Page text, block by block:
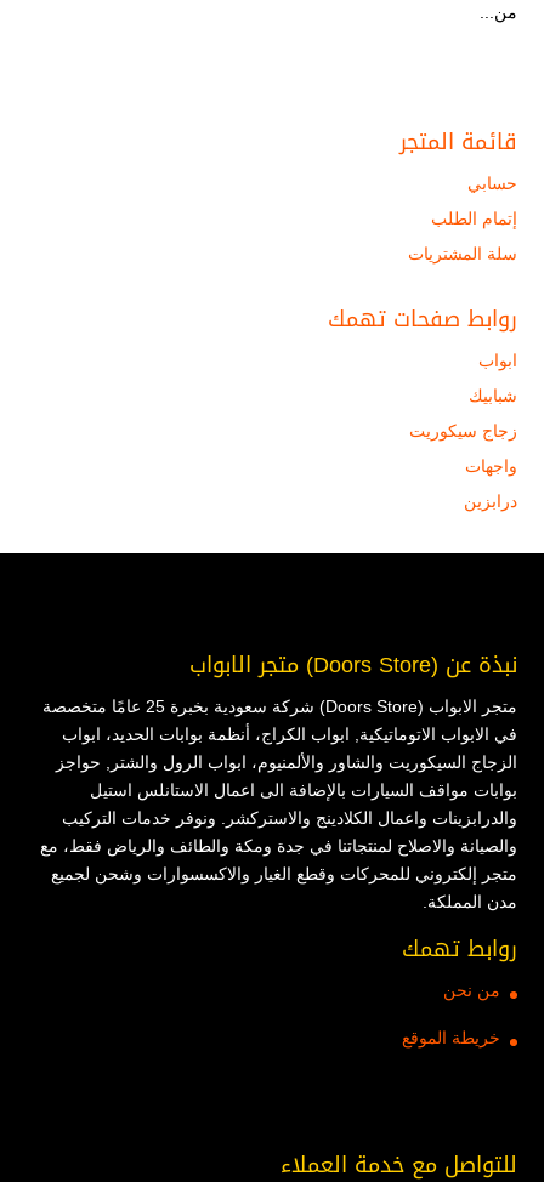
من...
قائمة المتجر
حسابي
إتمام الطلب
سلة المشتريات
روابط صفحات تهمك
ابواب
شبابيك
زجاج سيكوريت
واجهات
درابزين
نبذة عن (Doors Store) متجر الابواب
متجر الابواب (Doors Store) شركة سعودية بخبرة 25 عامًا متخصصة
في الابواب الاتوماتيكية, ابواب الكراج، أنظمة بوابات الحديد، ابواب
الزجاج السيكوريت والشاور والألمنيوم، ابواب الرول والشتر, حواجز
بوابات مواقف السيارات بالإضافة الى اعمال الاستانلس استيل
والدرابزينات واعمال الكلادينج والاستركشر. ونوفر خدمات التركيب
والصيانة والاصلاح لمنتجاتنا في جدة ومكة والطائف والرياض فقط، مع
متجر إلكتروني للمحركات وقطع الغيار والاكسسوارات وشحن لجميع
مدن المملكة.
روابط تهمك
من نحن
خريطة الموقع
للتواصل مع خدمة العملاء